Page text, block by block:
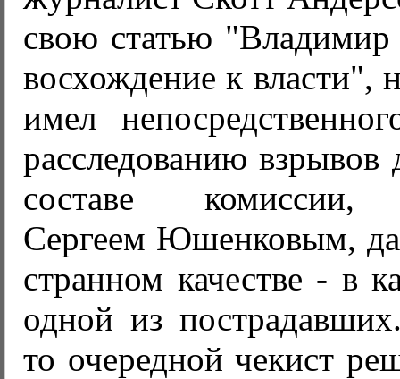
свою статью
восхождение к власти",
имел
расследованию
составе комиссии,
Сергеем Юшенковым, да
странном качестве - в
одной из
то очередной чекист